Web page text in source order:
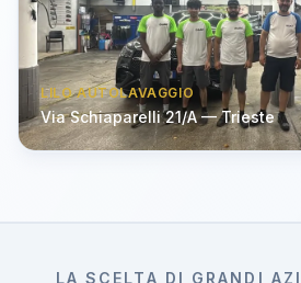
LILO AUTOLAVAGGIO
Via Schiaparelli 21/A — Trieste
LA SCELTA DI GRANDI